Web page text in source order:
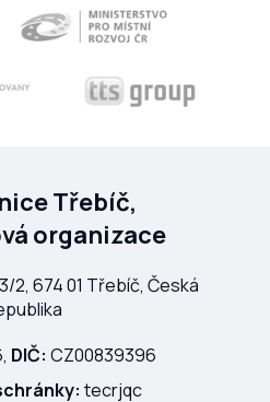
Třebíč,
organizace
2, 674 01 Třebíč, Česká
DIČ: CZ00839396
tecrjqc